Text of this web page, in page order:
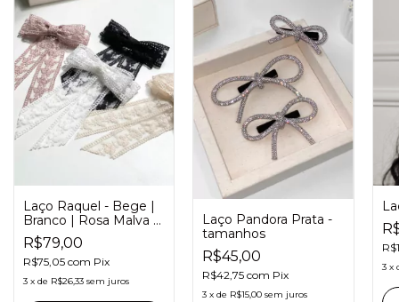
Laço Raquel - Bege |
Branco | Rosa Malva |
Preto
R$79,00
R$75,05 com Pix
3 x de R$26,33 sem juros
Laço Pandora Prata -
tamanhos
R$45,00
R$42,75com Pix
3 xde R$15,00 sem juros
3 x